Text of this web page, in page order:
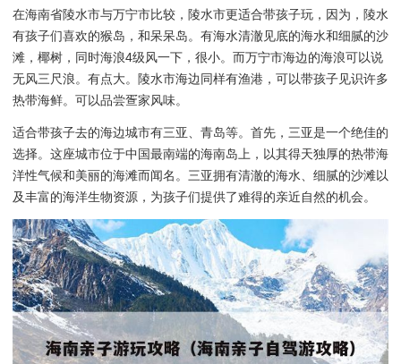
在海南省陵水市与万宁市比较，陵水市更适合带孩子玩，因为，陵水
有孩子们喜欢的猴岛，和呆呆岛。有海水清澈见底的海水和细腻的沙
滩，椰树，同时海浪4级风一下，很小。而万宁市海边的海浪可以说
无风三尺浪。有点大。陵水市海边同样有渔港，可以带孩子见识许多
热带海鲜。可以品尝疍家风味。
适合带孩子去的海边城市有三亚、青岛等。首先，三亚是一个绝佳的
选择。这座城市位于中国最南端的海南岛上，以其得天独厚的热带海
洋性气候和美丽的海滩而闻名。三亚拥有清澈的海水、细腻的沙滩以
及丰富的海洋生物资源，为孩子们提供了难得的亲近自然的机会。